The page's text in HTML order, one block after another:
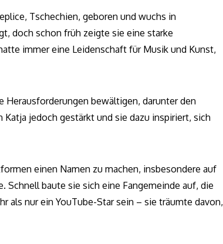
Tschechien, geboren und wuchs in
doch schon früh zeigte sie eine starke
immer eine Leidenschaft für Musik und Kunst,
Herausforderungen bewältigen, darunter den
jedoch gestärkt und sie dazu inspiriert, sich
einen Namen zu machen, insbesondere auf
baute sie sich eine Fangemeinde auf, die
als nur ein YouTube-Star sein – sie träumte davon,